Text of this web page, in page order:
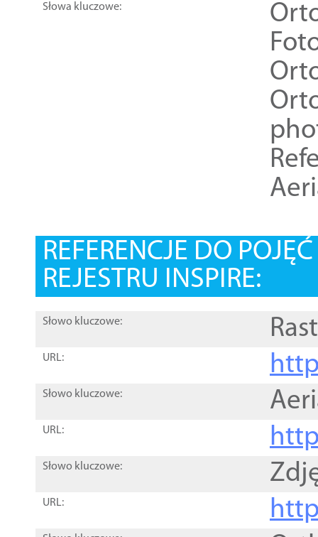
Słowa kluczowe:
REFERENCJE DO
REJESTRU INSPIRE:
Słowo kluczowe:
URL:
Słowo kluczowe:
URL:
Słowo kluczowe:
URL: